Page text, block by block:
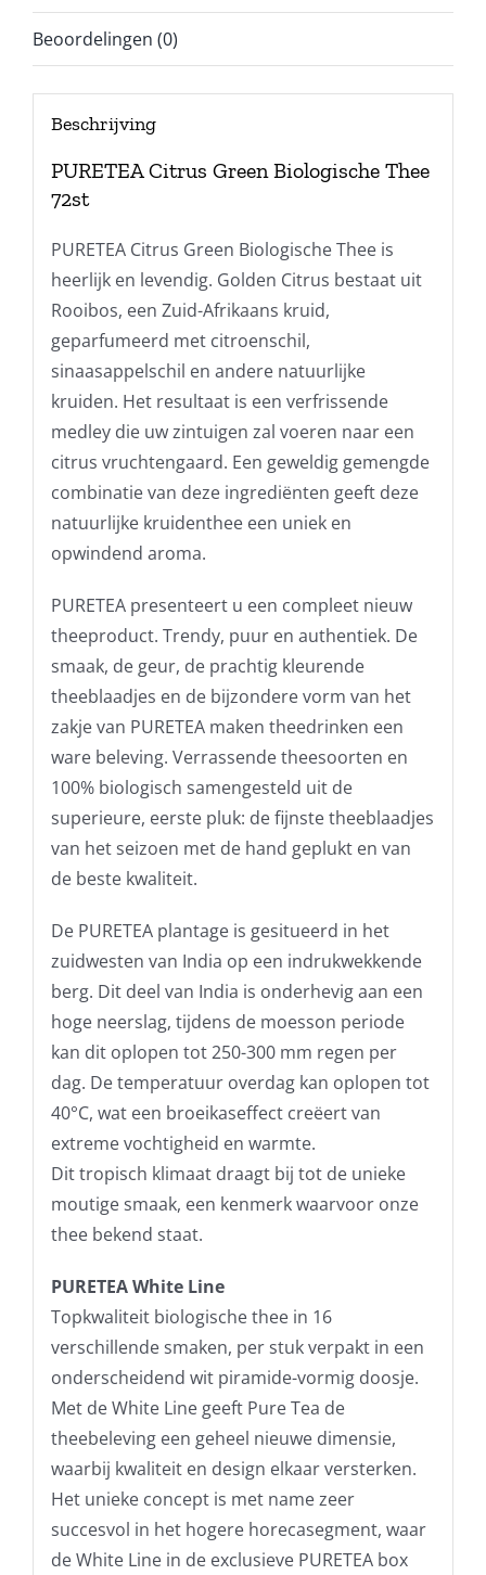
Beoordelingen (0)
Beschrijving
PURETEA Citrus Green Biologische Thee
72st
PURETEA Citrus Green Biologische Thee is
heerlijk en levendig. Golden Citrus bestaat uit
Rooibos, een Zuid-Afrikaans kruid,
geparfumeerd met citroenschil,
sinaasappelschil en andere natuurlijke
kruiden. Het resultaat is een verfrissende
medley die uw zintuigen zal voeren naar een
citrus vruchtengaard. Een geweldig gemengde
combinatie van deze ingrediënten geeft deze
natuurlijke kruidenthee een uniek en
opwindend aroma.
PURETEA presenteert u een compleet nieuw
theeproduct. Trendy, puur en authentiek. De
smaak, de geur, de prachtig kleurende
theeblaadjes en de bijzondere vorm van het
zakje van PURETEA maken theedrinken een
ware beleving. Verrassende theesoorten en
100% biologisch samengesteld uit de
superieure, eerste pluk: de fijnste theeblaadjes
van het seizoen met de hand geplukt en van
de beste kwaliteit.
De PURETEA plantage is gesitueerd in het
zuidwesten van India op een indrukwekkende
berg. Dit deel van India is onderhevig aan een
hoge neerslag, tijdens de moesson periode
kan dit oplopen tot 250-300 mm regen per
dag. De temperatuur overdag kan oplopen tot
40°C, wat een broeikaseffect creëert van
extreme vochtigheid en warmte.
Dit tropisch klimaat draagt bij tot de unieke
moutige smaak, een kenmerk waarvoor onze
thee bekend staat.
PURETEA White Line
Topkwaliteit biologische thee in 16
verschillende smaken, per stuk verpakt in een
onderscheidend wit piramide-vormig doosje.
Met de White Line geeft Pure Tea de
theebeleving een geheel nieuwe dimensie,
waarbij kwaliteit en design elkaar versterken.
Het unieke concept is met name zeer
succesvol in het hogere horecasegment, waar
de White Line in de exclusieve PURETEA box